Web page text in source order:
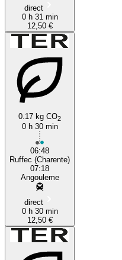
direct
0 h 31 min
12,50 €
0.17 kg CO2
0 h 30 min
06:48
Ruffec (Charente)
07:18
Angouleme
direct
0 h 30 min
12,50 €